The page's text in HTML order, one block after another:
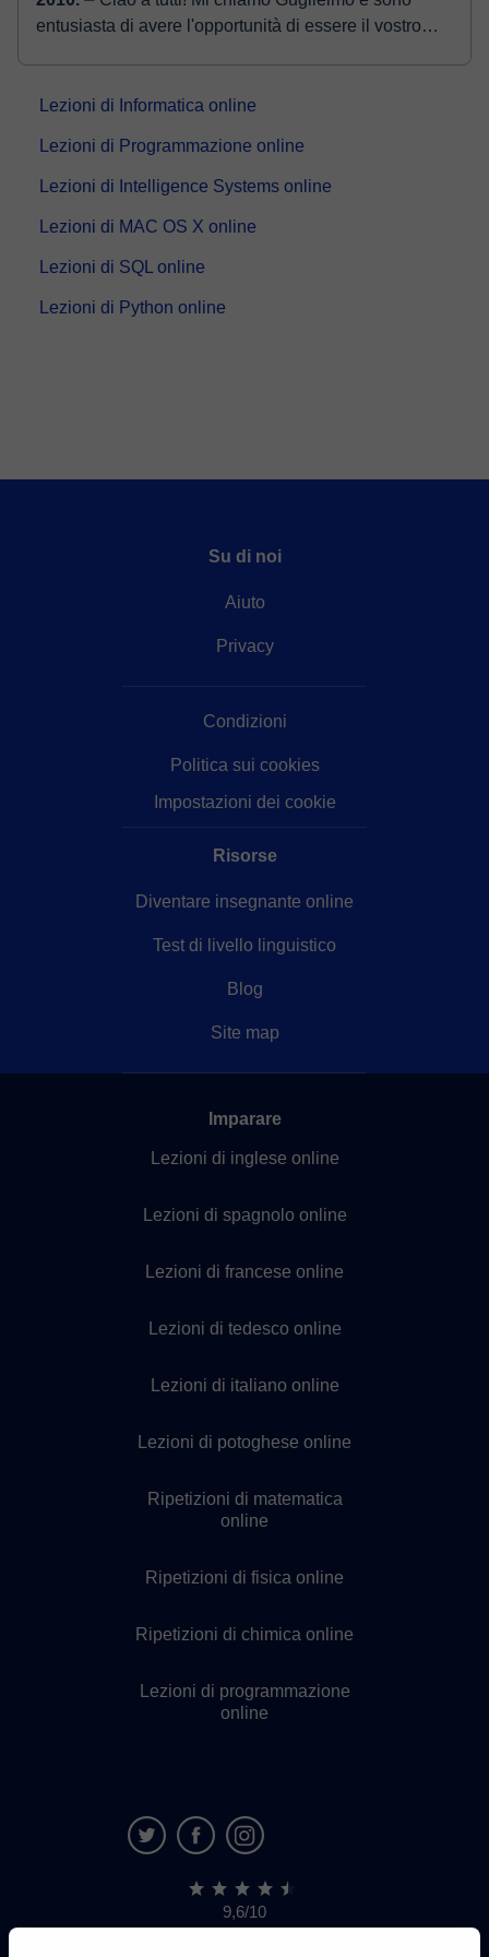
entusiasta di avere l'opportunità di essere il vostro
Lezioni di Informatica online
Lezioni di Programmazione online
Lezioni di Intelligence Systems online
Lezioni di MAC OS X online
Lezioni di SQL online
Lezioni di Python online
Su di noi
Aiuto
Privacy
Condizioni
Politica sui cookies
Impostazioni dei cookie
Risorse
Diventare insegnante online
Test di livello linguistico
Blog
Site map
Imparare
Lezioni di inglese online
Lezioni di spagnolo online
Lezioni di francese online
Lezioni di tedesco online
Lezioni di italiano online
Lezioni di potoghese online
Ripetizioni di matematica
online
Ripetizioni di fisica online
Ripetizioni di chimica online
Lezioni di programmazione
online
9,6/10
1.339.284